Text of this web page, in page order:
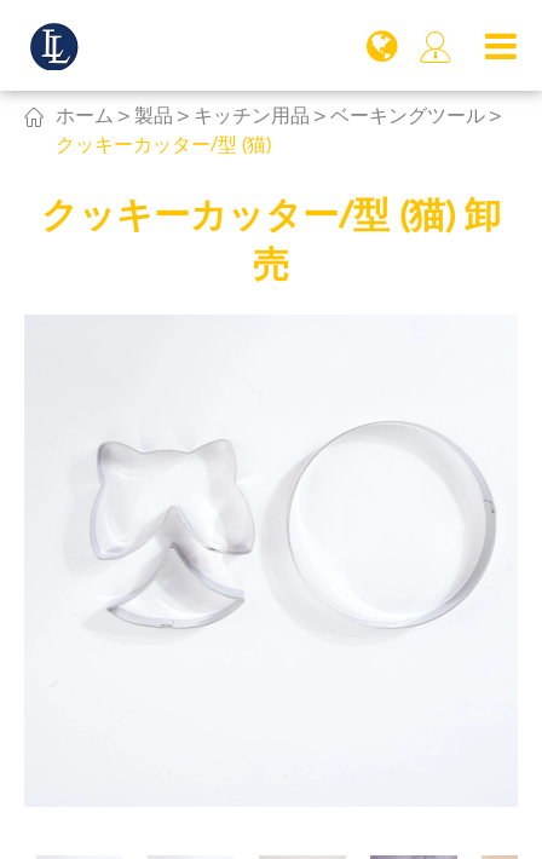

 ホーム 製品 キッチン用品
ベーキングツール
クッキーカッター/型 (猫)
クッキーカッター/型 (猫) 卸
売